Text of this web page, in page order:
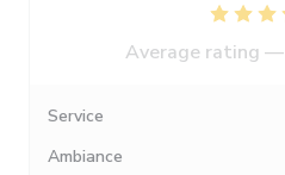
Average rating —
Service
Ambiance